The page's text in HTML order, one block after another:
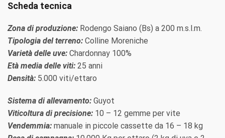
Scheda tecnica
Zona di produzione: Rodengo Saiano (Bs) a 200 m.s.l.m.
Tipologia del terreno: Colline Moreniche
Varietà delle uve: Chardonnay 100%
Età media delle viti: 25 anni
Densità: 5.000 viti/ettaro
Sistema di allevamento: Guyot
Viticoltura di precisione: 10 – 12 gemme per vite
Vendemmia: manuale in piccole cassette da 16 – 18 kg